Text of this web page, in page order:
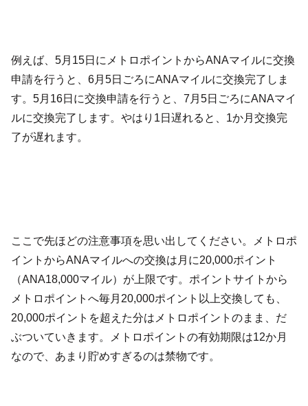
例えば、5月15日にメトロポイントからANAマイルに交換
申請を行うと、6月5日ごろにANAマイルに交換完了しま
す。5月16日に交換申請を行うと、7月5日ごろにANAマイ
ルに交換完了します。やはり1日遅れると、1か月交換完
了が遅れます。
ここで先ほどの注意事項を思い出してください。メトロポ
イントからANAマイルへの交換は月に20,000ポイント
（ANA18,000マイル）が上限です。ポイントサイトから
メトロポイントへ毎月20,000ポイント以上交換しても、
20,000ポイントを超えた分はメトロポイントのまま、だ
ぶついていきます。メトロポイントの有効期限は12か月
なので、あまり貯めすぎるのは禁物です。